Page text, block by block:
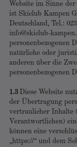
Website im Sinne
ist Skiclub Kampen
Deutschland, Tel.:
info@skiclub-
personenbezogenen
natürliche oder
anderen über die
personenbezogenen
1.3 Diese Website
der Übertragung
vertraulicher Inhalte
Verantwortlichen)
können eine
„https://“ und dem